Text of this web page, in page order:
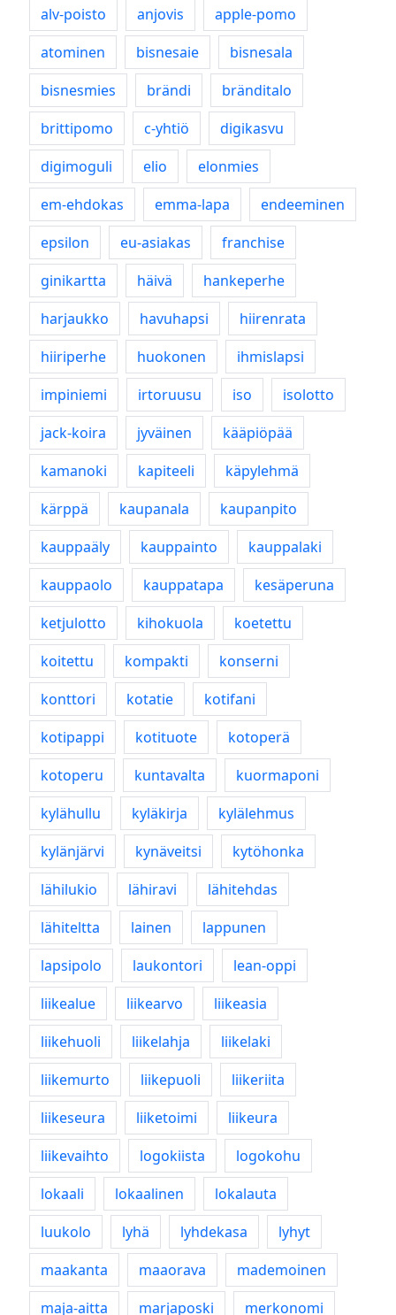
alv-poisto
anjovis
apple-pomo
atominen
bisnesaie
bisnesala
bisnesmies
brändi
bränditalo
brittipomo
c-yhtiö
digikasvu
digimoguli
elio
elonmies
em-ehdokas
emma-lapa
endeeminen
epsilon
eu-asiakas
franchise
ginikartta
häivä
hankeperhe
harjaukko
havuhapsi
hiirenrata
hiiriperhe
huokonen
ihmislapsi
impiniemi
irtoruusu iso
isolotto
jack-koira
jyväinen
kääpiöpää
kamanoki
kapiteeli
käpylehmä
kärppä
kaupanala
kaupanpito
kauppaäly
kauppainto
kauppalaki
kauppaolo
kauppatapa
kesäperuna
ketjulotto
kihokuola
koetettu
koitettu
kompakti
konserni
konttori
kotatie
kotifani
kotipappi
kotituote
kotoperä
kotoperu
kuntavalta
kuormaponi
kylähullu
kyläkirja
kylälehmus
kylänjärvi
kynäveitsi
kytöhonka
lähilukio
lähiravi
lähitehdas
lähiteltta
lainen
lappunen
lapsipolo
laukontori
lean-oppi
liikealue
liikearvo
liikeasia
liikehuoli
liikelahja
liikelaki
liikemurto
liikepuoli
liikeriita
liikeseura
liiketoimi
liikeura
liikevaihto
logokiista
logokohu
lokaali
lokaalinen
lokalauta
luukolo
lyhä lyhdekasa
lyhyt
maakanta
maaorava
mademoinen
maja-aitta
marjaposki merkonomi